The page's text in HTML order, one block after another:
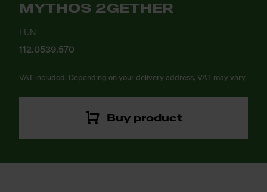
MYTHOS 2GETHER
FUN
112.0539.570
VAT included. Depending on your delivery address, VAT may vary.
Buy product